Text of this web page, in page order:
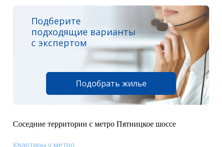
Подберите
подходящие варианты
с экспертом
Подобрать жилье
Соседние территории с метро Пятницкое шоссе
Квартиры у метро